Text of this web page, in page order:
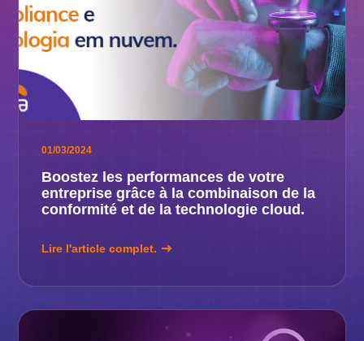
01/03/2024
Boostez les performances de votre
entreprise grâce à la combinaison de la
conformité et de la technologie cloud.
Lire l'article complet.